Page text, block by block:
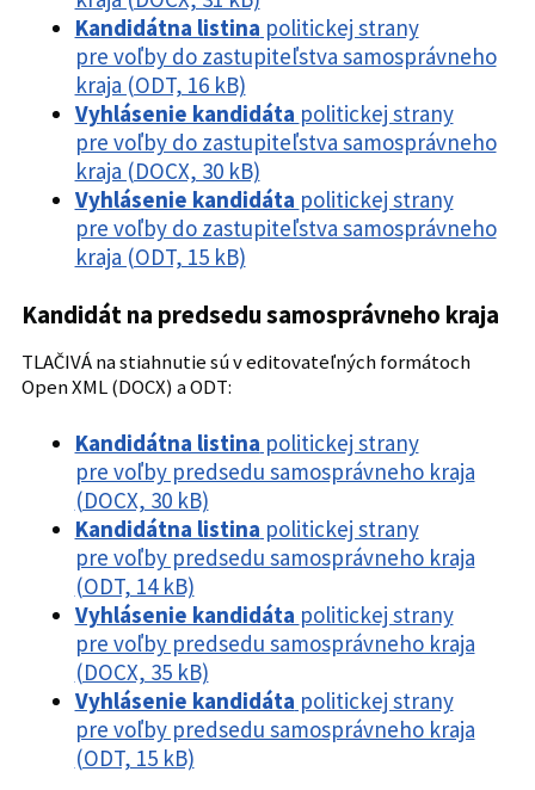
Kandidátna listina politickej strany
pre voľby do zastupiteľstva samosprávneho
kraja (ODT, 16 kB)
Vyhlásenie kandidáta politickej strany
pre voľby do zastupiteľstva samosprávneho
kraja (DOCX, 30 kB)
Vyhlásenie kandidáta politickej strany
pre voľby do zastupiteľstva samosprávneho
kraja (ODT, 15 kB)
Kandidát na predsedu samosprávneho kraja
TLAČIVÁ na stiahnutie sú v editovateľných formátoch
Open XML (DOCX) a ODT:
Kandidátna listina politickej strany
pre voľby predsedu samosprávneho kraja
(DOCX, 30 kB)
Kandidátna listina politickej strany
pre voľby predsedu samosprávneho kraja
(ODT, 14 kB)
Vyhlásenie kandidáta politickej strany
pre voľby predsedu samosprávneho kraja
(DOCX, 35 kB)
Vyhlásenie kandidáta politickej strany
pre voľby predsedu samosprávneho kraja
(ODT, 15 kB)